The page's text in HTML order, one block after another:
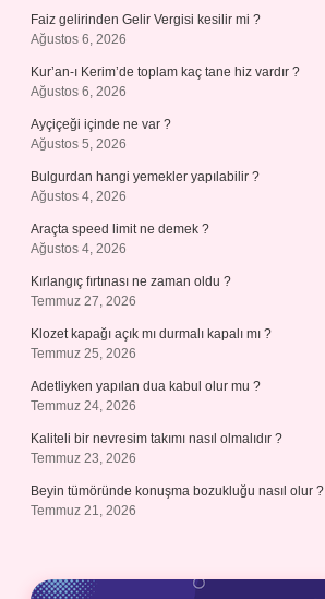
Faiz gelirinden Gelir Vergisi kesilir mi ?
Ağustos 6, 2026
Kur’an-ı Kerim’de toplam kaç tane hiz vardır ?
Ağustos 6, 2026
Ayçiçeği içinde ne var ?
Ağustos 5, 2026
Bulgurdan hangi yemekler yapılabilir ?
Ağustos 4, 2026
Araçta speed limit ne demek ?
Ağustos 4, 2026
Kırlangıç fırtınası ne zaman oldu ?
Temmuz 27, 2026
Klozet kapağı açık mı durmalı kapalı mı ?
Temmuz 25, 2026
Adetliyken yapılan dua kabul olur mu ?
Temmuz 24, 2026
Kaliteli bir nevresim takımı nasıl olmalıdır ?
Temmuz 23, 2026
Beyin tümöründe konuşma bozukluğu nasıl olur ?
Temmuz 21, 2026